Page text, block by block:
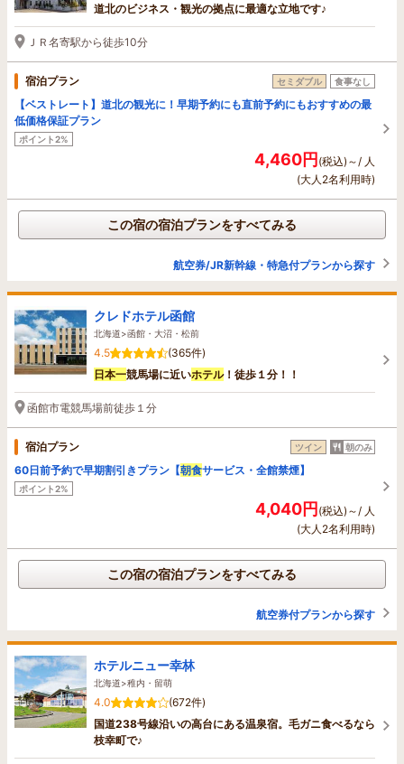
道北のビジネス・観光の拠点に最適な立地です♪
ＪＲ名寄駅から徒歩10分
宿泊プラン セミダブル 食事なし
【ベストレート】道北の観光に！早期予約にも直前予約にもおすすめの最
低価格保証プラン
ポイント2%
4,460円(税込)～/ 人
(大人2名利用時)
この宿の宿泊プランをすべてみる
航空券/JR新幹線・特急付プランから探す
クレドホテル函館
北海道>函館・大沼・松前
4.5
(365件)
日本一競馬場に近いホテル！徒歩１分！！
函館市電競馬場前徒歩１分
宿泊プラン ツイン 朝のみ
60日前予約で早期割引きプラン【朝食サービス・全館禁煙】
ポイント2%
4,040円(税込)～/ 人
(大人2名利用時)
この宿の宿泊プランをすべてみる
航空券付プランから探す
ホテルニュー幸林
北海道>稚内・留萌
4.0
(672件)
国道238号線沿いの高台にある温泉宿。毛ガニ食べるなら
枝幸町で♪